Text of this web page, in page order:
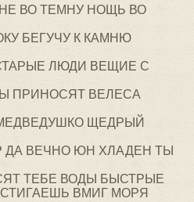
ВО ТЕМНУ НОЩЬ ВО
БЕГУЧУ К КАМНЮ
ЛЮДИ ВЕЩИЕ С
ПРИНОСЯТ ВЕЛЕСА
ЩЕДРЫЙ
ДА ВЕЧНО ЮН ХЛАДЕН ТЫ
ТЕБЕ ВОДЫ БЫСТРЫЕ
ВМИГ МОРЯ